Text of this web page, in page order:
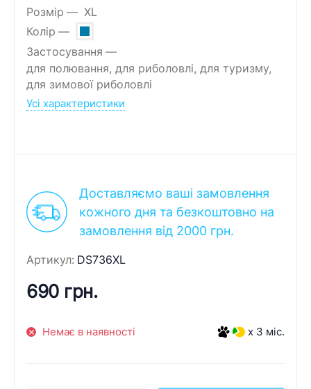
Розмір
XL
Колір
Застосування
для полювання, для риболовлі, для туризму,
для зимової риболовлі
Усі характеристики
Доставляємо ваші замовлення
кожного дня та безкоштовно на
замовлення від 2000 грн.
Артикул: DS736XL
690 грн.
Немає в наявності x 3 міс.